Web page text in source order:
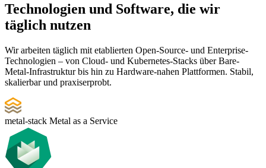
Technologien und Software, die wir
täglich nutzen
Wir arbeiten täglich mit etablierten Open-Source- und Enterprise-
Technologien – von Cloud- und Kubernetes-Stacks über Bare-
Metal-Infrastruktur bis hin zu Hardware-nahen Plattformen. Stabil,
skalierbar und praxiserprobt.
metal-stack Metal as a Service